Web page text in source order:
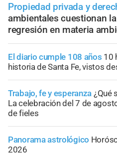
Propiedad privada y
ambientales cuestionan
regresión en materia
El diario cumple 108 años 10
historia de Santa Fe, vistos
Trabajo, fe y esperanza ¿Qué
La celebración del 7 de
de fieles
Panorama astrológico
2026